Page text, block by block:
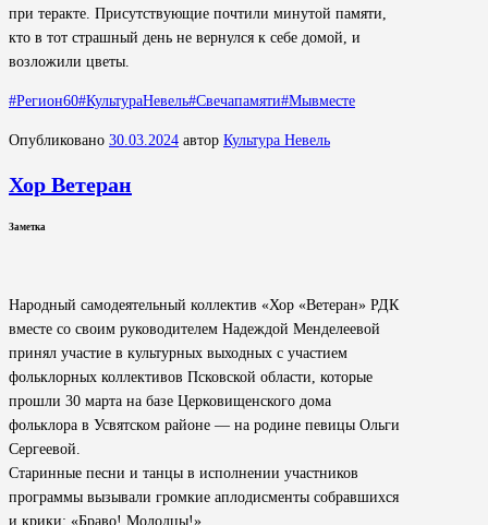
при теракте. Присутствующие почтили минутой памяти,
кто в тот страшный день не вернулся к себе домой, и
возложили цветы.
#Регион60#КультураНевель#Свечапамяти#Мывместе
Опубликовано 30.03.2024 автор Культура Невель
Хор Ветеран
Заметка
Народный самодеятельный коллектив «Хор «Ветеран» РДК
вместе со своим руководителем Надеждой Менделеевой
принял участие в культурных выходных с участием
фольклорных коллективов Псковской области, которые
прошли 30 марта на базе Церковищенского дома
фольклора в Усвятском районе — на родине певицы Ольги
Сергеевой.
Старинные песни и танцы в исполнении участников
программы вызывали громкие аплодисменты собравшихся
и крики: «Браво! Молодцы!»